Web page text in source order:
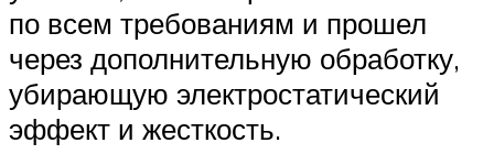
по всем требованиям и прошел
через дополнительную обработку,
убирающую электростатический
эффект и жесткость.